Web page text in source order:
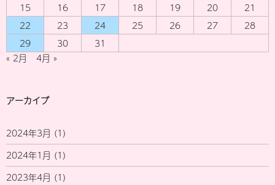
15
16 17 18 19 20
21
22
23 24 25 26 27
28
29
30
31
« 2月
4月 »
アーカイブ
2024年3月 (1)
2024年1月 (1)
2023年4月 (1)